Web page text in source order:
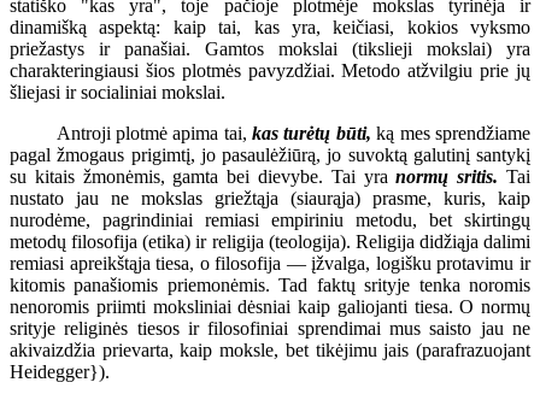
statiško "kas yra", toje pačioje plotmėje mokslas tyrinėja ir
dinamišką aspektą: kaip tai, kas yra, keičiasi, kokios vyksmo
priežastys ir panašiai. Gamtos mokslai (tikslieji mokslai) yra
charakteringiausi šios plotmės pavyzdžiai. Metodo atžvilgiu prie jų
šliejasi ir socialiniai mokslai.
Antroji plotmė apima tai,kas turėtų būti, ką mes sprendžiame
pagal žmogaus prigimtį, jo pasaulėžiūrą, jo suvoktą galutinį santykį
su kitais žmonėmis, gamta bei dievybe. Tai yranormų sritis. Tai
nustato jau ne mokslas griežtąja (siaurąja) prasme, kuris, kaip
nurodėme, pagrindiniai remiasi empiriniu metodu, bet skirtingų
metodų filosofija (etika) ir religija (teologija). Religija didžiąja dalimi
remiasi apreikštąja tiesa, o filosofija — įžvalga, logišku protavimu ir
kitomis panašiomis priemonėmis. Tad faktų srityje tenka noromis
nenoromis priimti moksliniai dėsniai kaip galiojanti tiesa. O normų
srityje religinės tiesos ir filosofiniai sprendimai mus saisto jau ne
akivaizdžia prievarta, kaip moksle, bet tikėjimu jais (parafrazuojant
Heidegger}).